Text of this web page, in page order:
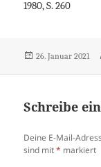
1980, S. 260
Veröffentlicht
26. Januar 2021
Schreibe
Deine E-Mail-
sind mit* markiert